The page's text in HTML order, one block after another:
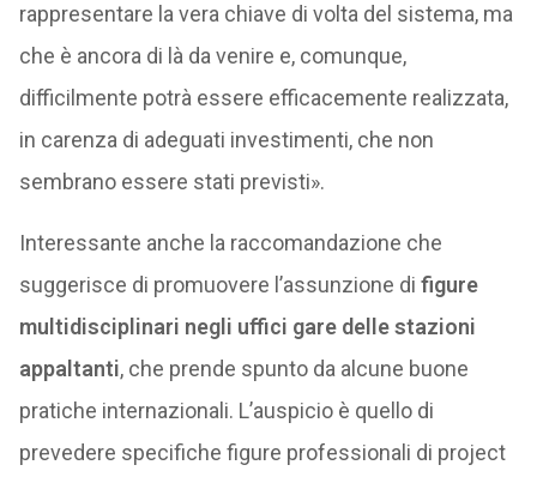
rappresentare la vera chiave di volta del sistema, ma
che è ancora di là da venire e, comunque,
difficilmente potrà essere efficacemente realizzata,
in carenza di adeguati investimenti, che non
sembrano essere stati previsti».
Interessante anche la raccomandazione che
suggerisce di promuovere l’assunzione di figure
multidisciplinari negli uffici gare delle stazioni
appaltanti, che prende spunto da alcune buone
pratiche internazionali. L’auspicio è quello di
prevedere specifiche figure professionali di project